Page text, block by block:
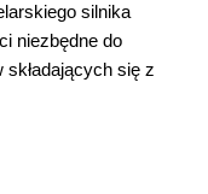
silnika
niezbędne do
składających się z